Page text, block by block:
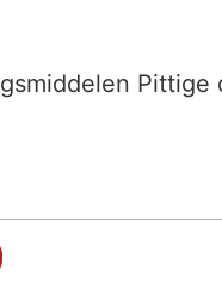
Pittige